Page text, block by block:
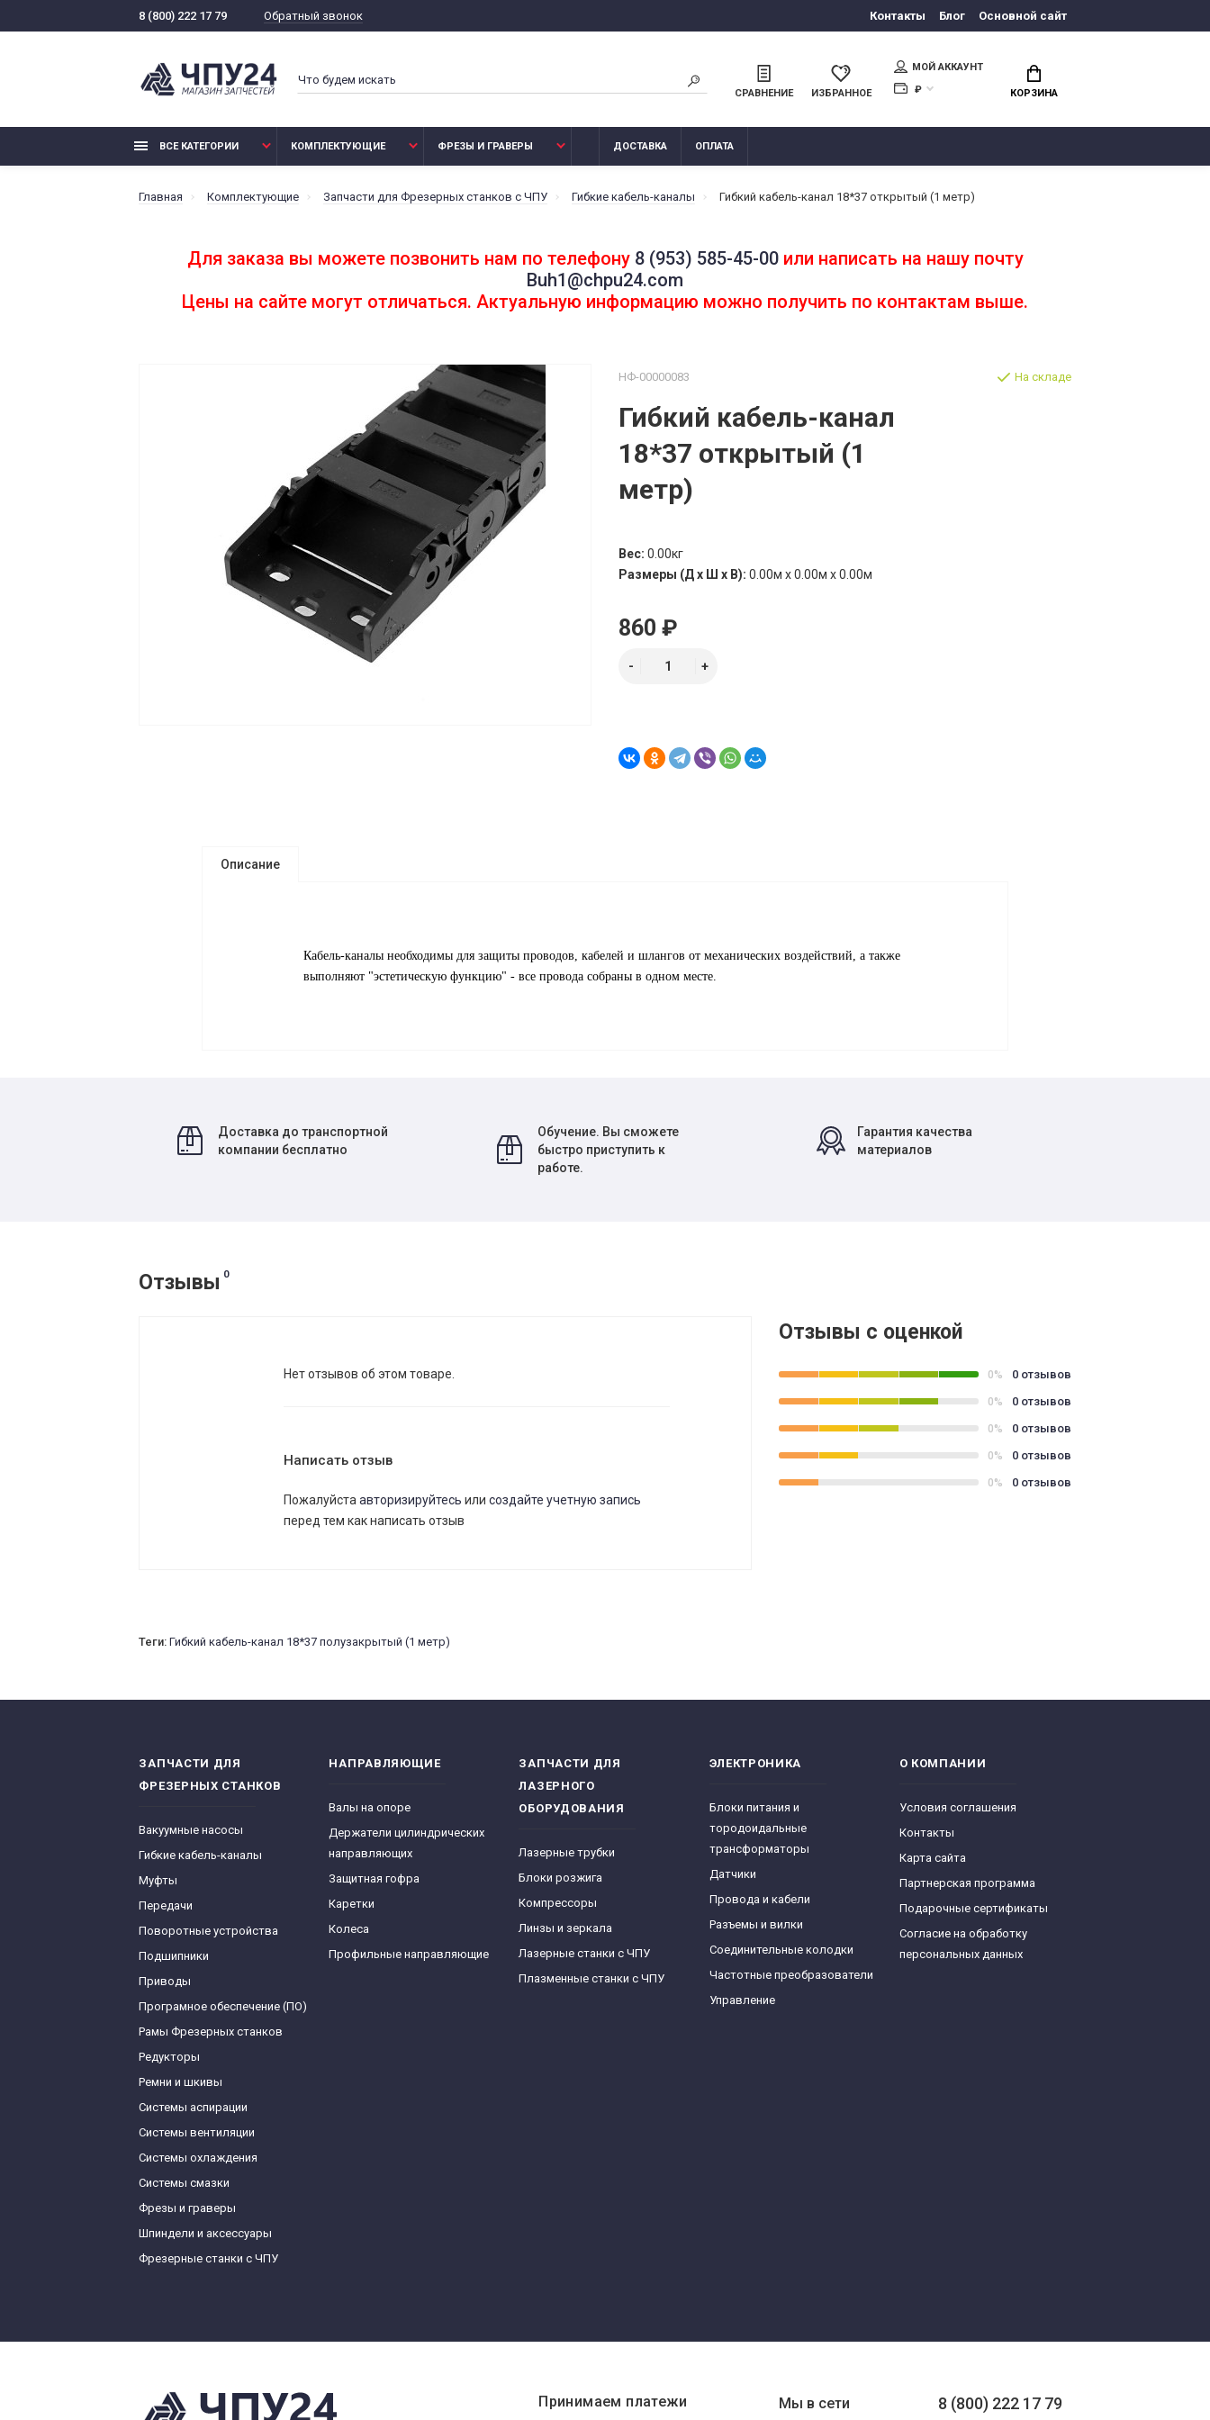
8 (800) 222 17 79 Обратный звонок Контакты Блог Основной сайт
СРАВНЕНИЕ ИЗБРАННОЕ
МОЙ АККАУНТ
₽
КОРЗИНА
ВСЕ КАТЕГОРИИ КОМПЛЕКТУЮЩИЕ ФРЕЗЫ И ГРАВЕРЫ ДОСТАВКА ОПЛАТА
Главная Комплектующие Запчасти для Фрезерных станков с ЧПУ Гибкие кабель-каналы Гибкий кабель-канал 18*37 открытый (1 метр)
Для заказа вы можете позвонить нам по телефону 8 (953) 585-45-00или написать на нашу почту
Buh1@chpu24.com
Цены на сайте могут отличаться. Актуальную информацию можно получить по контактам выше.
НФ-00000083
Гибкий кабель-канал
18*37 открытый (1
метр)
На складе
Вес: 0.00кг
Размеры (Д х Ш х В): 0.00м x 0.00м x 0.00м
860 ₽
Описание
Кабель-каналы необходимы для защиты проводов, кабелей и шлангов от механических воздействий, а также
выполняют "эстетическую функцию" - все провода собраны в одном месте.
Доставка до транспортной
компании бесплатно
Обучение. Вы сможете
быстро приступить к
работе.
Гарантия качества
материалов
Отзывы 0
Нет отзывов об этом товаре.
Написать отзыв
Пожалуйстаавторизируйтесь илисоздайте учетную запись
перед тем как написать отзыв
Отзывы с оценкой
0% 0 отзывов
0% 0 отзывов
0% 0 отзывов
0% 0 отзывов
0% 0 отзывов
Теги:Гибкий кабель-канал 18*37 полузакрытый (1 метр)
ЗАПЧАСТИ ДЛЯ
ФРЕЗЕРНЫХ СТАНКОВ
Вакуумные насосы
Гибкие кабель-каналы
Муфты
Передачи
Поворотные устройства
Подшипники
Приводы
Програмное обеспечение (ПО)
Рамы Фрезерных станков
Редукторы
Ремни и шкивы
Системы аспирации
Системы вентиляции
Системы охлаждения
Системы смазки
Фрезы и граверы
Шпиндели и аксессуары
Фрезерные станки с ЧПУ
НАПРАВЛЯЮЩИЕ
Валы на опоре
Держатели цилиндрических
направляющих
Защитная гофра
Каретки
Колеса
Профильные направляющие
ЗАПЧАСТИ ДЛЯ
ЛАЗЕРНОГО
ОБОРУДОВАНИЯ
Лазерные трубки
Блоки розжига
Компрессоры
Линзы и зеркала
Лазерные станки с ЧПУ
Плазменные станки с ЧПУ
ЭЛЕКТРОНИКА
Блоки питания и
тородоидальные
трансформаторы
Датчики
Провода и кабели
Разъемы и вилки
Соединительные колодки
Частотные преобразователи
Управление
О КОМПАНИИ
Условия соглашения
Контакты
Карта сайта
Партнерская программа
Подарочные сертификаты
Согласие на обработку
персональных данных
8 (800) 222 17 79
Мы в сети
Принимаем платежи